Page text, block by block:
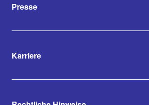
Presse
Karriere